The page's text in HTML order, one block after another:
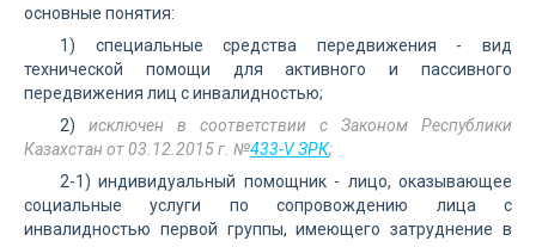
основные понятия:
1) специальные средства передвижения - вид
технической помощи для активного и пассивного
передвижения лиц с инвалидностью;
2) исключен в соответствии с Законом Республики
Казахстан от 03.12.2015 г. №433-V ЗРК;
2-1) индивидуальный помощник - лицо, оказывающее
социальные услуги по сопровождению лица с
инвалидностью первой группы, имеющего затруднение в